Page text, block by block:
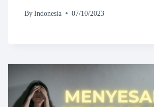
By Indonesia 07/10/2023